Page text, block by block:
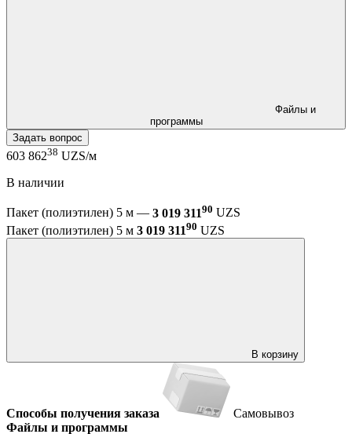
программы
Задать вопрос
603 86238 UZS/м
В наличии
Пакет (полиэтилен) 5 м — 3 019 31190 UZS
Пакет (полиэтилен) 5 м 3 019 31190 UZS
В корзину
Способы получения заказа
Самовывоз
Файлы и программы